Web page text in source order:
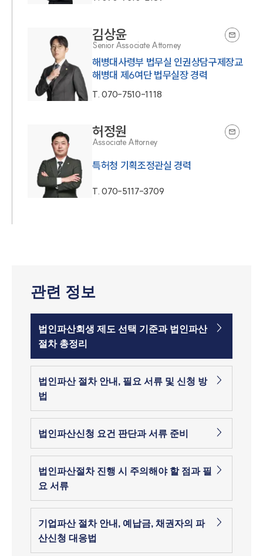
김상윤
Senior Associate Attorney
해병대사령부 법무실 인권상담구제장교
해병대 제6여단 법무실장 경력
T.070-7510-1118
허정원
Associate Attorney
특허청 기획조정관실 경력
T.070-5117-3709
관련 정보
법인파산회생 제도 선택 기준과 법인파산
절차 총정리
법인파산 절차 안내, 필요 서류 및 신청 방
법
법인파산신청 요건 판단과 서류 준비
법인파산절차 진행 시 주의해야 할 점과 필
요 서류
기업파산 절차 안내, 예납금, 채권자의 파
산신청 대응법